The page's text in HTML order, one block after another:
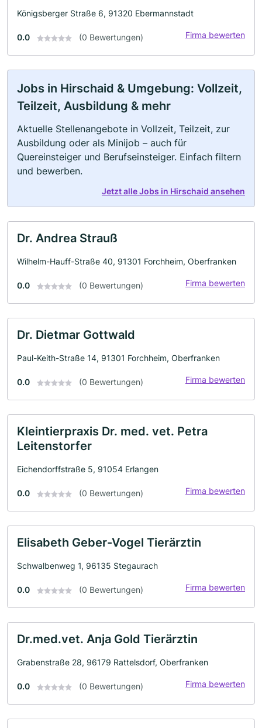
Königsberger Straße 6, 91320 Ebermannstadt
0.0 (0 Bewertungen) Firma bewerten
Jobs in Hirschaid & Umgebung: Vollzeit,
Teilzeit, Ausbildung & mehr
Aktuelle Stellenangebote in Vollzeit, Teilzeit, zur
Ausbildung oder als Minijob – auch für
Quereinsteiger und Berufseinsteiger. Einfach filtern
und bewerben.
Jetzt alle Jobs in Hirschaid ansehen
Dr. Andrea Strauß
Wilhelm-Hauff-Straße 40, 91301 Forchheim, Oberfranken
0.0 (0 Bewertungen) Firma bewerten
Dr. Dietmar Gottwald
Paul-Keith-Straße 14, 91301 Forchheim, Oberfranken
0.0 (0 Bewertungen) Firma bewerten
Kleintierpraxis Dr. med. vet. Petra
Leitenstorfer
Eichendorffstraße 5, 91054 Erlangen
0.0 (0 Bewertungen) Firma bewerten
Elisabeth Geber-Vogel Tierärztin
Schwalbenweg 1, 96135 Stegaurach
0.0 (0 Bewertungen) Firma bewerten
Dr.med.vet. Anja Gold Tierärztin
Grabenstraße 28, 96179 Rattelsdorf, Oberfranken
0.0 (0 Bewertungen) Firma bewerten